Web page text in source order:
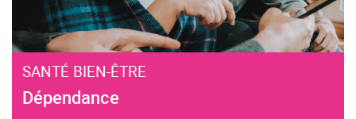
SANTÉ BIEN-ÊTRE
Dépendance